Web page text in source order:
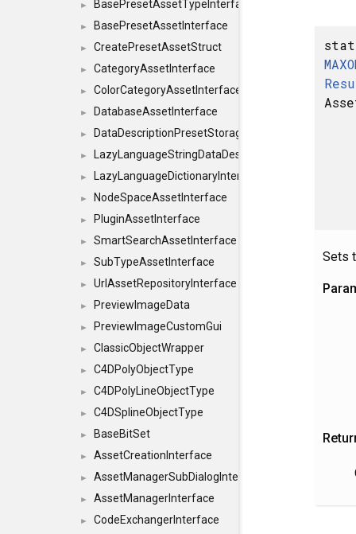
► BasePresetAssetTypeInterface
► BasePresetAssetInterface
► CreatePresetAssetStruct
► CategoryAssetInterface
► ColorCategoryAssetInterface
► DatabaseAssetInterface
► DataDescriptionPresetStorageInterface
►
► LazyLanguageDictionaryInterface
► NodeSpaceAssetInterface
► PluginAssetInterface
► SmartSearchAssetInterface
► SubTypeAssetInterface
► UrlAssetRepositoryInterface
► PreviewImageData
► PreviewImageCustomGui
► ClassicObjectWrapper
► C4DPolyObjectType
► C4DPolyLineObjectType
► C4DSplineObjectType
► BaseBitSet
► AssetCreationInterface
► AssetManagerSubDialogInterface
► AssetManagerInterface
► CodeExchangerInterface
Sets